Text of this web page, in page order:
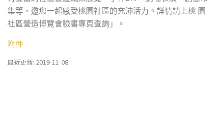
集等，邀您一起感受桃園社區的充沛活力。詳情請上桃 園
社區營造博覽會臉書專頁查詢」。
附件
最近更新: 2019-11-08